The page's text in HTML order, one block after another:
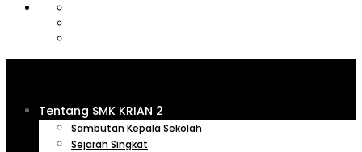
Tentang SMK KRIAN 2
Sambutan Kepala Sekolah
Sejarah Singkat